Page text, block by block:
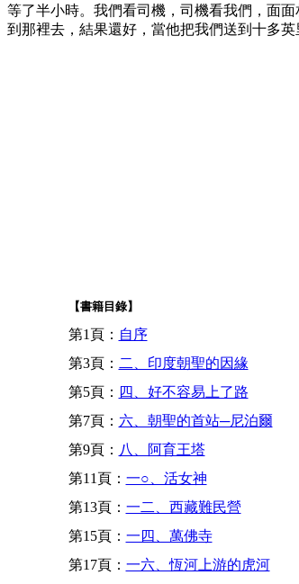
等了半小時。我們看司機，司機看我們，面
到那裡去，結果還好，當他把我們送到十多英
【書籍目錄】
第1頁： 自序
第3頁： 二、印度朝聖的因緣
第5頁： 四、好不容易上了路
第7頁： 六、朝聖的首站─尼泊爾
第9頁： 八、阿育王塔
第11頁： 一○、活女神
第13頁： 一二、西藏難民營
第15頁： 一四、萬佛寺
第17頁： 一六、恆河上游的虎河